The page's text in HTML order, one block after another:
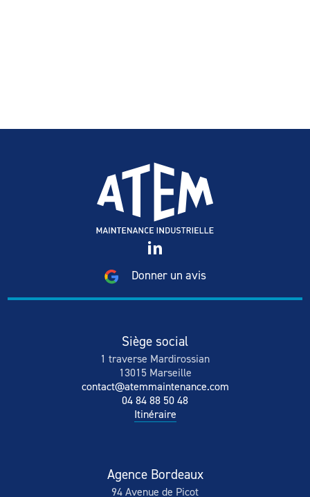
Donner un avis
Siège social
1 traverse Mardirossian
13015 Marseille
contact@atemmaintenance.com
04 84 88 50 48
Itinéraire
Agence Bordeaux
94 Avenue de Picot